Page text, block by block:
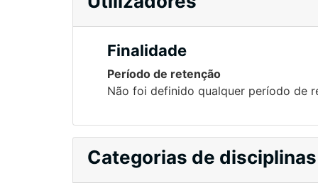
Finalidade
Período de retenção
Não foi definido qualquer período de
Categorias de disciplinas